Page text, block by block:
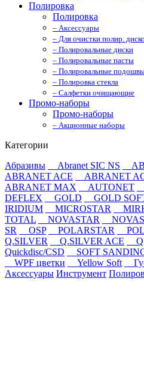
Полировка
Полировка
– Аксессуары
– Для очистки полир.
– Полировальные диски
– Полировальные пасты
– Полировальные
– Полировка стекла
– Салфетки очищающие
Промо-наборы
Промо-наборы
– Акционные наборы
Категории
Абразивы
Abranet SIC NS
ABRANET ACE
ABRANET
ABRANET MAX
AUTONET
DEFLEX
GOLD GOLD
IRIDIUM
MICROSTAR
TOTAL
NOVASTAR
SR
OSP POLARSTAR
Q.SILVER
Q.SILVER ACE
Quickdisc/CSD
SOFT
WPF цветки
Yellow Soft
Аксессуары Инструмент